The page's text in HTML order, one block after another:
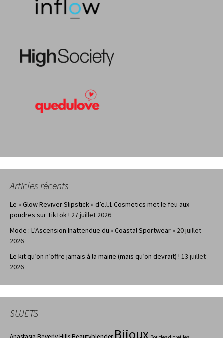
Articles récents
Le « Glow Reviver Slipstick » d’e.l.f. Cosmetics met le feu aux
poudres sur TikTok ! 27 juillet 2026
Mode : L’Ascension Inattendue du « Coastal Sportwear » 20 juillet
2026
Le kit qu’on n’offre jamais à la mairie (mais qu’on devrait) ! 13 juillet
2026
SUJETS
Anastasia Beverly HillsBeautyblender Bijoux Boucles d'oreilles